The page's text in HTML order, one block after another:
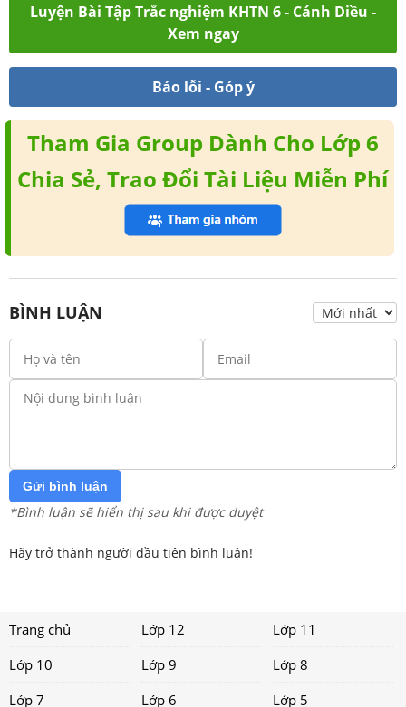
Luyện Bài Tập Trắc nghiệm KHTN 6 - Cánh Diều -
Xem ngay
Báo lỗi - Góp ý
Tham Gia Group Dành Cho Lớp 6
Chia Sẻ, Trao Đổi Tài Liệu Miễn Phí
BÌNH LUẬN
Gửi bình luận
*Bình luận sẽ hiển thị sau khi được duyệt
Hãy trở thành người đầu tiên bình luận!
Trang chủ Lớp 12
Lớp 11
Lớp 10
Lớp 9
Lớp 8
Lớp 7
Lớp 6 Lớp 5